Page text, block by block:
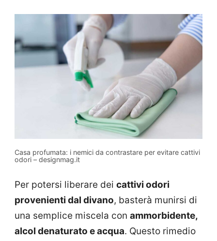
Casa profumata: i nemici da contrastare per evitare cattivi
odori – designmag.it
Per potersi liberare dei cattivi odori
provenienti dal divano, basterà munirsi di
una semplice miscela con ammorbidente,
alcol denaturato e acqua. Questo rimedio